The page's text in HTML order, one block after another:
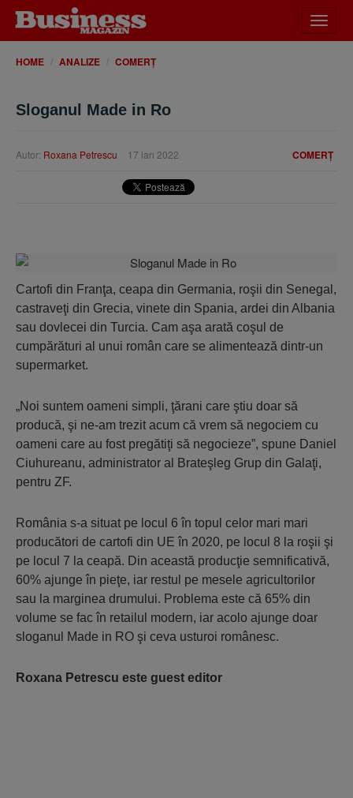
meniu
HOME ANALIZE COMERȚ
Sloganul Made in Ro
COMERȚ
Autor: Roxana Petrescu 17 ian 2022
Cartofi din Franţa, ceapa din Germania, roşii din Senegal,
castraveţi din Grecia, vinete din Spania, ardei din Albania
sau dovlecei din Turcia. Cam aşa arată coşul de
cumpărături al unui român care se alimentează dintr-un
supermarket.
„Noi suntem oameni simpli, ţărani care ştiu doar să
producă, şi ne-am trezit acum că vrem să negociem cu
oameni care au fost pregătiţi să negocieze”, spune Daniel
Ciuhureanu, administrator al Brateşleg Grup din Galaţi,
pentru ZF.
România s-a situat pe locul 6 în topul celor mari mari
producători de cartofi din UE în 2020, pe locul 8 la roşii şi
pe locul 7 la ceapă. Din această producţie semnificativă,
60% ajunge în pieţe, iar restul pe mesele agricultorilor
sau la marginea drumului. Problema este că 65% din
volume se fac în retailul modern, iar acolo ajunge doar
sloganul Made in RO şi ceva usturoi românesc.
Roxana Petrescu este guest editor